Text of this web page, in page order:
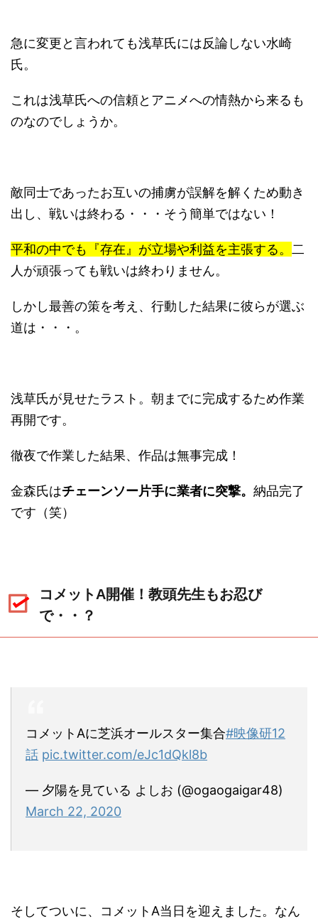
急に変更と言われても浅草氏には反論しない水崎
氏。
これは浅草氏への信頼とアニメへの情熱から来るも
のなのでしょうか。
敵同士であったお互いの捕虜が誤解を解くため動き
出し、戦いは終わる・・・そう簡単ではない！
平和の中でも『存在』が立場や利益を主張する。 二
人が頑張っても戦いは終わりません。
しかし最善の策を考え、行動した結果に彼らが選ぶ
道は・・・。
浅草氏が見せたラスト。朝までに完成するため作業
再開です。
徹夜で作業した結果、作品は無事完成！
金森氏はチェーンソー片手に業者に突撃。 納品完了
です（笑）
コメットA開催！教頭先生もお忍び
で・・？
コメットAに芝浜オールスター集合#映像研12
話 pic.twitter.com/eJc1dQkl8b
— 夕陽を見ている よしお (@ogaogaigar48)
March 22, 2020
そしてついに、コメットA当日を迎えました。なん